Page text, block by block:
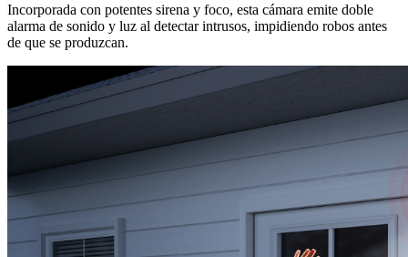
Incorporada con potentes sirena y foco, esta cámara emite doble
alarma de sonido y luz al detectar intrusos, impidiendo robos antes
de que se produzcan.